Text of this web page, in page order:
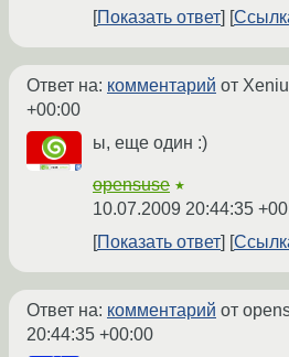
Показать ответ
Ответ на: комментарий от
+00:00
ы, еще один :)
opensuse ★
10.07.2009 20:44:35
Показать ответ
Ответ на: комментарий от
20:44:35 +00:00